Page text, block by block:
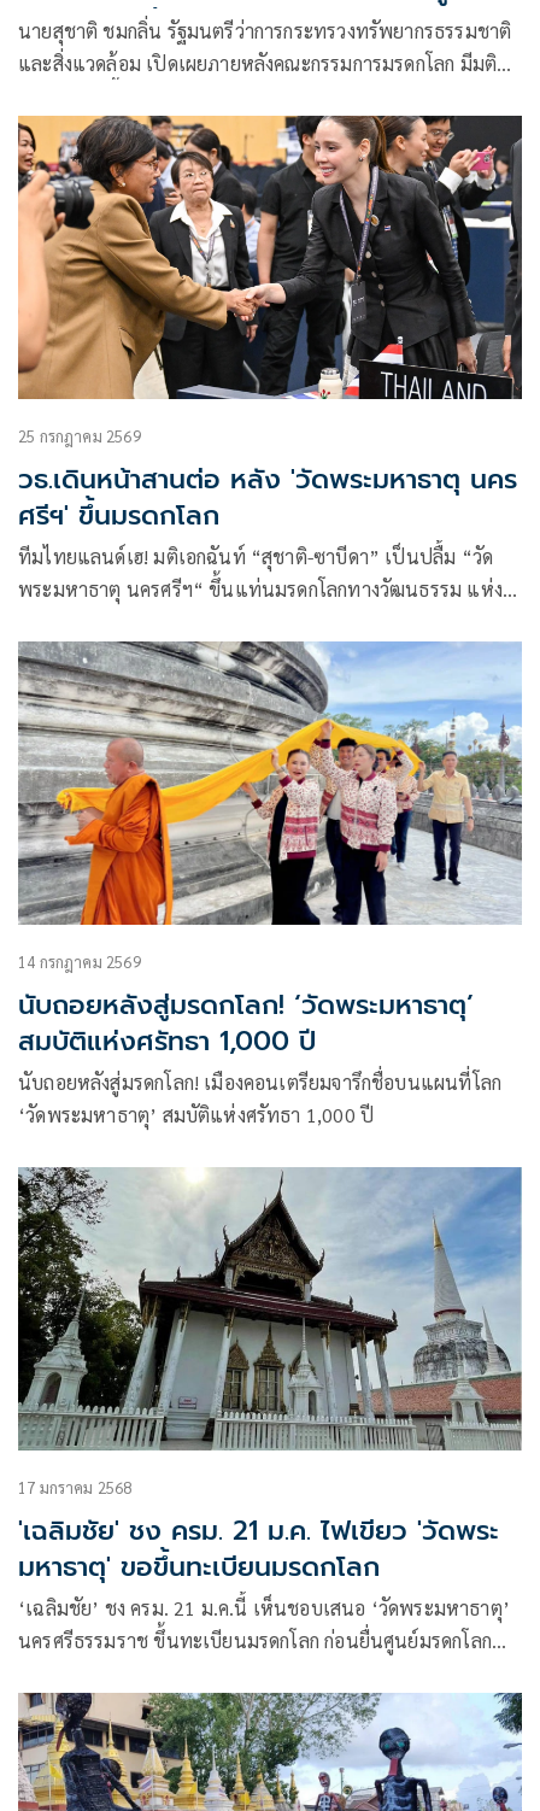
ของคนไทยทั้งประเทศ เผยใช้เวลาผลักดันผ่าน
5 รัฐบาล จาก “ลุงตู่” ถึง “อนุทิน 2”
นายสุชาติ ชมกลิ่น รัฐมนตรีว่าการกระทรวงทรัพยากรธรรมชาติ
และสิ่งแวดล้อม เปิดเผยภายหลังคณะกรรมการมรดกโลก มีมติ
นครศรีธรรมราช” เป็นแหล่งมรดกโลกทางวัฒนธรรมแห่งใหม่
ของประเทศไทย ว่า
25 กรกฎาคม 2569
วธ.เดินหน้าสานต่อ หลัง 'วัดพระมหาธาตุ นคร
ศรีฯ' ขึ้นมรดกโลก
ทีมไทยแลนด์เฮ! มติเอกฉันท์ “สุชาติ-ซาบีดา” เป็นปลื้ม “วัด
พระมหาธาตุ นครศรีฯ“ ขึ้นแท่นมรดกโลกทางวัฒนธรรม แห่ง
14 กรกฎาคม 2569
นับถอยหลังสู่มรดกโลก! ‘วัดพระมหาธาตุ’
สมบัติแห่งศรัทธา 1,000 ปี
นับถอยหลังสู่มรดกโลก! เมืองคอนเตรียมจารึกชื่อบนแผนที่โลก
‘วัดพระมหาธาตุ’ สมบัติแห่งศรัทธา 1,000 ปี
17 มกราคม 2568
'เฉลิมชัย' ชง ครม. 21 ม.ค. ไฟเขียว 'วัดพระ
มหาธาตุ' ขอขึ้นทะเบียนมรดกโลก
‘เฉลิมชัย’ ชง ครม. 21 ม.ค.นี้ เห็นชอบเสนอ ‘วัดพระมหาธาตุ’
นครศรีธรรมราช ขึ้นทะเบียนมรดกโลก ก่อนยื่นศูนย์มรดกโลก